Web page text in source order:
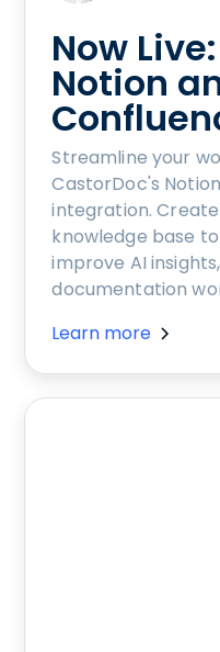
Now
Notion
Streamline your
CastorDoc's
integration.
knowledge base
improve AI
documentation
Learn more